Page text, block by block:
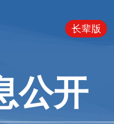
公开
长辈版